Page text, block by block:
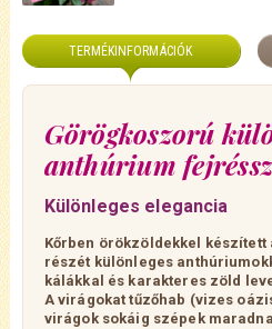
TERMÉKINFORMÁCIÓK
Görögkoszorú
anthúrium
Különleges elegancia
Kőrben örökzöldekkel készített
részét különleges
kálákkal és karakteres zöld
A virágokat tűzőhab (vizes
virágok sokáig szépek